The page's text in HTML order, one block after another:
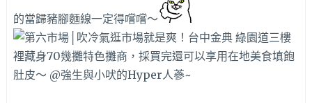
的當歸豬腳麵線一定得嚐嚐～